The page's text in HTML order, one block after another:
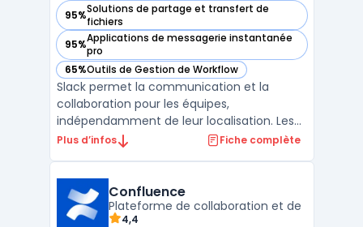
95%Solutions de partage et transfert de
fichiers
— voir Slack dans cette catégorie
95%Applications de messagerie instantanée
pro
— voir Slack dans cette catégorie
65%Outils de Gestion de Workflow
— voir Slack dans cette catégorie
Slack permet la communication et la
collaboration pour les équipes,
indépendamment de leur localisation. Les
entreprises utilisent Slack pour organiser
de l’information, la continuité des
conversations et la recherc ...
Plus d’infos Fiche complète
Confluence
Plateforme de collaboration et de
4,4